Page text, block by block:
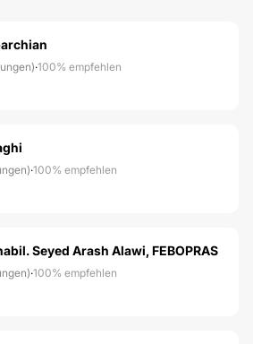
·100% empfehlen
·100% empfehlen
Seyed Arash Alawi, FEBOPRAS
·100% empfehlen